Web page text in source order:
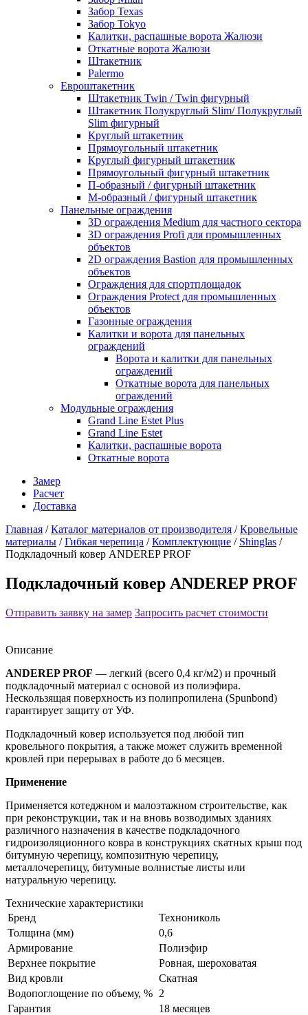
Забор Texas
Забор Tokyo
Калитки, распашные ворота Жалюзи
Откатные ворота Жалюзи
Штакетник
Palermo
Евроштакетник
Штакетник Twin / Twin фигурный
Штакетник Полукруглый Slim/ Полукруглый
Slim фигурный
Круглый штакетник
Прямоугольный штакетник
Круглый фигурный штакетник
Прямоугольный фигурный штакетник
П-образный / фигурный штакетник
М-образный / фигурный штакетник
Панельные ограждения
3D ограждения Medium для частного сектора
3D ограждения Profi для промышленных
объектов
2D ограждения Bastion для промышленных
объектов
Ограждения для спортплощадок
Ограждения Protect для промышленных
объектов
Газонные ограждения
Калитки и ворота для панельных
ограждений
Ворота и калитки для панельных
ограждений
Откатные ворота для панельных
ограждений
Модульные ограждения
Grand Line Estet Plus
Grand Line Estet
Калитки, распашные ворота
Откатные ворота
Замер
Расчет
Доставка
Главная /Каталог материалов от производителя /Кровельные
материалы /Гибкая черепица /Комплектующие / Shinglas /
Подкладочный ковер ANDEREP PROF
Подкладочный ковер ANDEREP PROF
Отправить заявку на замер Запросить расчет стоимости
Описание
ANDEREP PROF — легкий (всего 0,4 кг/м2) и прочный
подкладочный материал с основой из полиэфира.
Нескользящая поверхность из полипропилена (Spunbond)
гарантирует защиту от УФ.
Подкладочный ковер используется под любой тип
кровельного покрытия, а также может служить временной
кровлей при перерывах в работе до 6 месяцев.
Применение
Применяется котеджном и малоэтажном строительстве, как
при реконструкции, так и на вновь возводимых зданиях
различного назначения в качестве подкладочного
гидроизоляционного ковра в конструкциях скатных крыш под
битумную черепицу, композитную черепицу,
металлочерепицу, битумные волнистые листы или
натуральную черепицу.
Технические характеристики
Бренд
Технониколь
Толщина (мм)
0,6
Армирование
Полиэфир
Верхнее покрытие
Ровная, шероховатая
Вид кровли
Скатная
Водопоглощение по объему, % 2
Гарантия
18 месяцев